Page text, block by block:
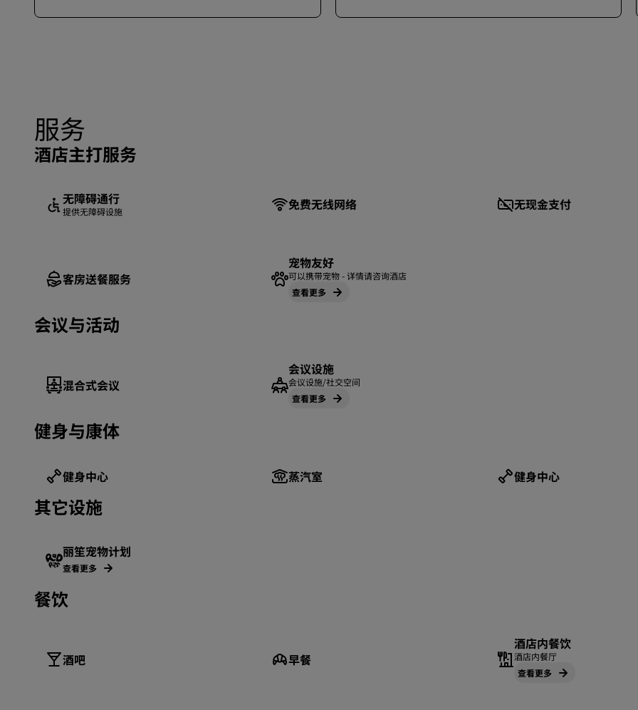
服务
酒店主打服务
无障碍通行
提供无障碍设施 免费无线网络 无现金支付
客房送餐服务
宠物友好
可以携带宠物 - 详情请咨询酒店
查看更多
会议与活动
混合式会议
会议设施
会议设施/社交空间
查看更多
健身与康体
健身中心 蒸汽室 健身中心
其它设施
丽笙宠物计划
查看更多
餐饮
酒吧 早餐
酒店内餐饮
酒店内餐厅
查看更多